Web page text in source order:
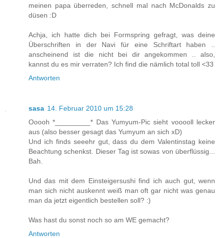
meinen papa überreden, schnell mal nach McDonalds zu
düsen :D
Achja, ich hatte dich bei Formspring gefragt, was deine
Überschriften in der Navi für eine Schriftart haben ..
anscheinend ist die nicht bei dir angekommen .. also,
kannst du es mir verraten? Ich find die nämlich total toll <33
Antworten
sasa 14. Februar 2010 um 15:28
Ooooh *_________* Das Yumyum-Pic sieht vooooll lecker
aus (also besser gesagt das Yumyum an sich xD)
Und ich finds seeehr gut, dass du dem Valentinstag keine
Beachtung schenkst. Dieser Tag ist sowas von überflüssig...
Bah.
Und das mit dem Einsteigersushi find ich auch gut, wenn
man sich nicht auskennt weiß man oft gar nicht was genau
man da jetzt eigentlich bestellen soll? :)
Was hast du sonst noch so am WE gemacht?
Antworten